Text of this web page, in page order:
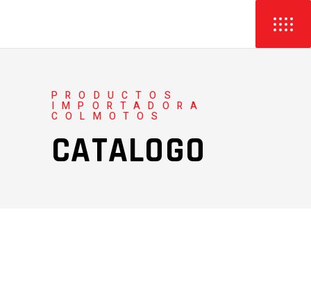
PRODUCTOS
IMPORTADORA
COLMOTOS
CATALOGO